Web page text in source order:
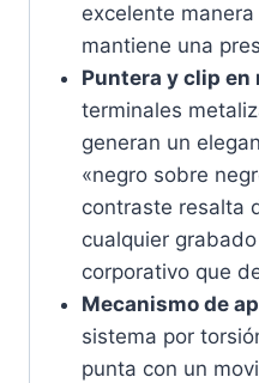
excelente
mantiene una
Puntera y clip
terminales
generan un
«negro sobre
contraste resalta
cualquier
corporativo que
Mecanismo de
sistema por
punta con un